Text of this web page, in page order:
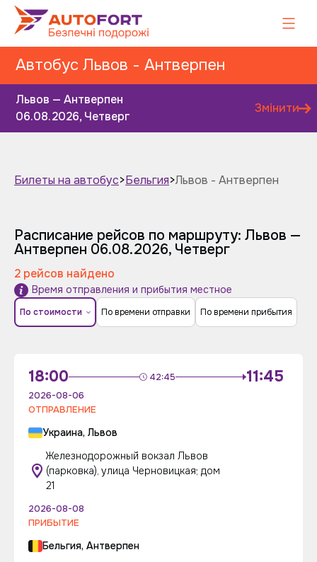
Автобус Львов - Антверпен
Львов — Антверпен
06.08.2026, Четверг
Змінити
Билеты на автобус>Бельгия>Львов - Антверпен
Расписание рейсов по маршруту: Львов —
Антверпен 06.08.2026, Четверг
2 рейсов найдено
Время отправления и прибытия местное
По стоимости По времени отправки По времени прибытия
18:00 42:45 11:45
2026-08-06
ОТПРАВЛЕНИЕ
Украина, Львов
Железнодорожный вокзал Львов
(парковка), улица Черновицкая; дом
21
2026-08-08
ПРИБЫТИЕ
Бельгия, Антверпен